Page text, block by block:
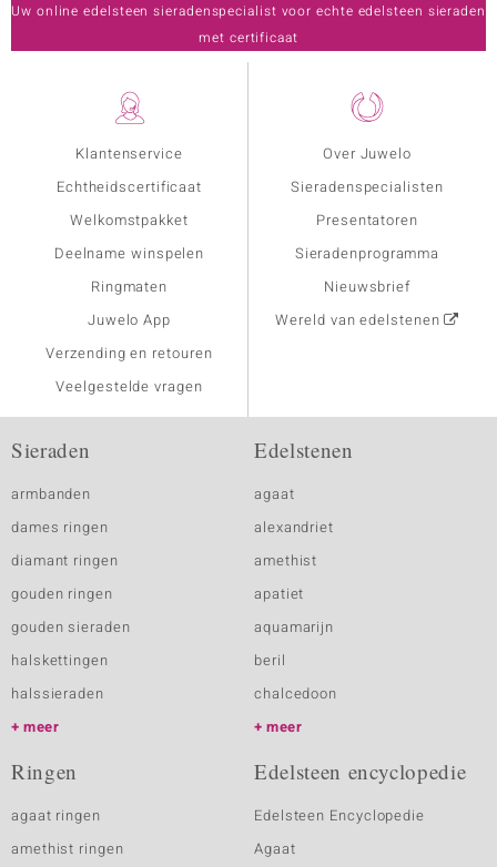
Klantenservice
Echtheidscertificaat
Welkomstpakket
Deelname winspelen
Ringmaten
Juwelo App
Verzending en retouren
Veelgestelde vragen
Over Juwelo
Sieradenspecialisten
Presentatoren
Sieradenprogramma
Nieuwsbrief
Wereld van edelstenen
Uw online edelsteen sieradenspecialist voor echte edelsteen sieraden
met certificaat
Sieraden
armbanden
dames ringen
diamant ringen
gouden ringen
gouden sieraden
halskettingen
halssieraden
meer
Edelstenen
agaat
alexandriet
amethist
apatiet
aquamarijn
beril
chalcedoon
meer
Ringen
agaat ringen
amethist ringen
Edelsteen encyclopedie
Edelsteen Encyclopedie
Agaat